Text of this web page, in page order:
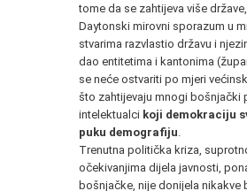
tome da se zahtijeva više
Daytonski mirovni sporazum u
stvarima razvlastio državu i
dao entitetima i kantonima
se neće ostvariti po mjeri
što zahtijevaju mnogi bošnjački
intelektualci koji demokraciju
puku demografiju
Trenutna politička kriza,
očekivanjima dijela javnosti,
bošnjačke, nije donijela nikakve